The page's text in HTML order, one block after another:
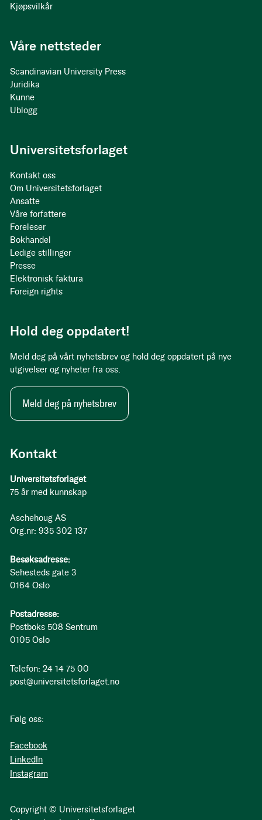
Kontakt
Universitetsforlaget
75 år med kunnskap
Aschehoug AS
Org.nr: 935 302 137
Besøksadresse:
Sehesteds gate 3
0164 Oslo
Postadresse:
Postboks 508 Sentrum
0105 Oslo
Telefon: 24 14 75 00
post@universitetsforlaget.no
Følg oss:
Facebook
LinkedIn
Instagram
Copyright © Universitetsforlaget
Kjøpsvilkår
Våre nettsteder
Scandinavian University Press
Juridika
Kunne
Ublogg
Universitetsforlaget
Kontakt oss
Om Universitetsforlaget
Ansatte
Våre forfattere
Foreleser
Bokhandel
Ledige stillinger
Presse
Elektronisk faktura
Foreign rights
Hold deg oppdatert!
Meld deg på vårt nyhetsbrev og hold deg oppdatert på nye
utgivelser og nyheter fra oss.
Meld deg på nyhetsbrev